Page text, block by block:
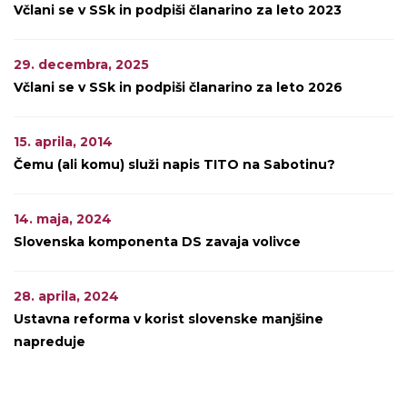
Včlani se v SSk in podpiši članarino za leto 2023
29. decembra, 2025
Včlani se v SSk in podpiši članarino za leto 2026
15. aprila, 2014
Čemu (ali komu) služi napis TITO na Sabotinu?
14. maja, 2024
Slovenska komponenta DS zavaja volivce
28. aprila, 2024
Ustavna reforma v korist slovenske manjšine
napreduje